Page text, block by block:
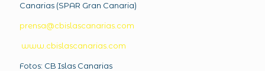
Canarias (SPAR Gran Canaria)
prensa@cbislascanarias.com
www.cbislascanarias.com
Fotos: CB Islas Canarias